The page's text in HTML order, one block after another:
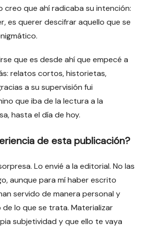
creo que ahí radicaba su intención:
es querer descifrar aquello que se
que es desde ahí que empecé a
relatos cortos, historietas,
a su supervisión fui
que iba de la lectura a la
hasta el día de hoy.
de esta publicación?
Lo envié a la editorial. No las
aunque para mí haber escrito
servido de manera personal y
lo que se trata. Materializar
subjetividad y que ello te vaya